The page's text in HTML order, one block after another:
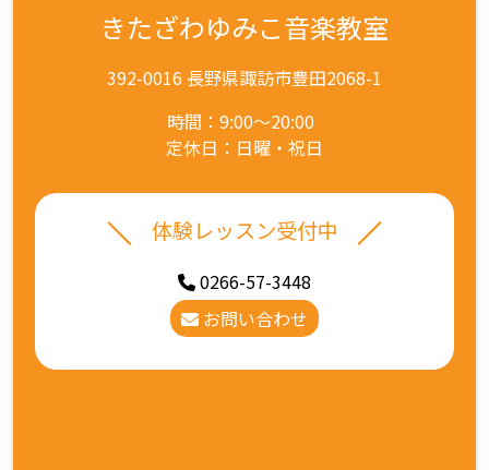
きたざわゆみこ音楽教室
392-0016 長野県諏訪市豊田2068-1
時間：9:00～20:00
定休日：日曜・祝日
体験レッスン受付中
0266-57-3448
お問い合わせ